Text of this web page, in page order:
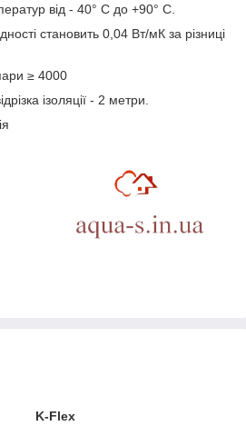
від - 40° С до +90° С.
становить 0,04 Вт/мК за різниці
≥ 4000
ізоляції - 2 метри.
K-Flex